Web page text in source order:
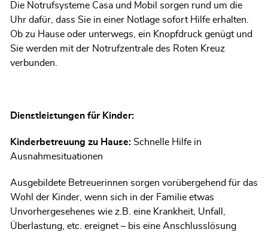
Die Notrufsysteme Casa und Mobil sorgen rund um die
Uhr dafür, dass Sie in einer Notlage sofort Hilfe erhalten.
Ob zu Hause oder unterwegs, ein Knopfdruck genügt und
Sie werden mit der Notrufzentrale des Roten Kreuz
verbunden.
Dienstleistungen für Kinder:
Kinderbetreuung zu Hause: Schnelle Hilfe in
Ausnahmesituationen
Ausgebildete Betreuerinnen sorgen vorübergehend für das
Wohl der Kinder, wenn sich in der Familie etwas
Unvorhergesehenes wie z.B. eine Krankheit, Unfall,
Überlastung, etc. ereignet – bis eine Anschlusslösung